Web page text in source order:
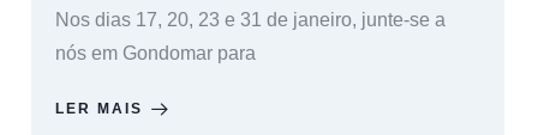
Nos dias 17, 20, 23 e 31 de janeiro, junte-se a
nós em Gondomar para
LER MAIS